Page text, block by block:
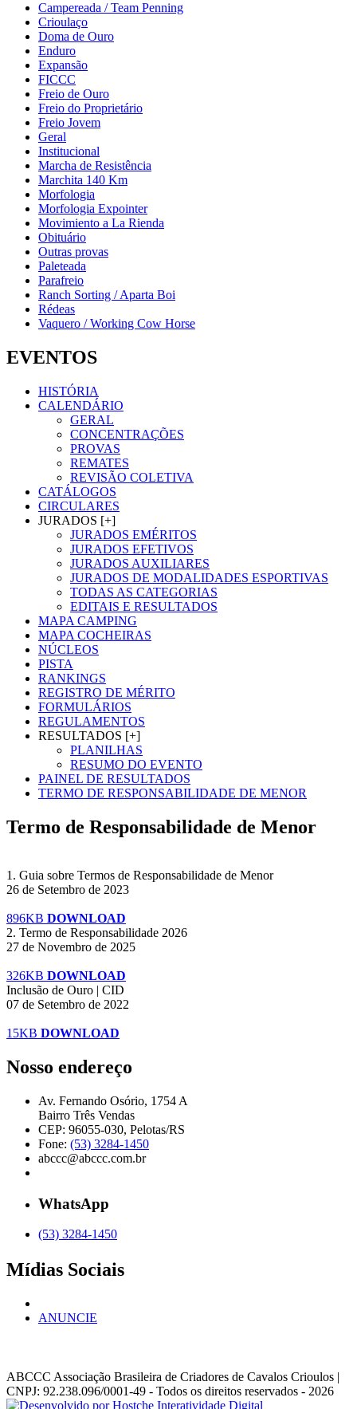
Campereada / Team Penning
Crioulaço
Doma de Ouro
Enduro
Expansão
FICCC
Freio de Ouro
Freio do Proprietário
Freio Jovem
Geral
Institucional
Marcha de Resistência
Marchita 140 Km
Morfologia
Morfologia Expointer
Movimiento a La Rienda
Obituário
Outras provas
Paleteada
Parafreio
Ranch Sorting / Aparta Boi
Rédeas
Vaquero / Working Cow Horse
EVENTOS
HISTÓRIA
CALENDÁRIO
GERAL
CONCENTRAÇÕES
PROVAS
REMATES
REVISÃO COLETIVA
CATÁLOGOS
CIRCULARES
JURADOS [+]
JURADOS EMÉRITOS
JURADOS EFETIVOS
JURADOS AUXILIARES
JURADOS DE MODALIDADES ESPORTIVAS
TODAS AS CATEGORIAS
EDITAIS E RESULTADOS
MAPA CAMPING
MAPA COCHEIRAS
NÚCLEOS
PISTA
RANKINGS
REGISTRO DE MÉRITO
FORMULÁRIOS
REGULAMENTOS
RESULTADOS [+]
PLANILHAS
RESUMO DO EVENTO
PAINEL DE RESULTADOS
TERMO DE RESPONSABILIDADE DE MENOR
Termo de Responsabilidade de Menor
1. Guia sobre Termos de Responsabilidade de Menor
26 de Setembro de 2023
896KB DOWNLOAD
2. Termo de Responsabilidade 2026
27 de Novembro de 2025
326KB DOWNLOAD
Inclusão de Ouro | CID
07 de Setembro de 2022
15KB DOWNLOAD
Nosso endereço
Av. Fernando Osório, 1754 A
Bairro Três Vendas
CEP: 96055-030, Pelotas/RS
Fone: (53) 3284-1450
abccc@abccc.com.br
WhatsApp
(53) 3284-1450
Mídias Sociais
ANUNCIE
ABCCC Associação Brasileira de Criadores de Cavalos Crioulos |
CNPJ: 92.238.096/0001-49 - Todos os direitos reservados - 2026